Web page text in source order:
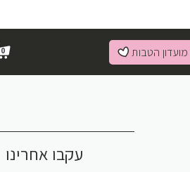
מועדון הטבות 0
עקבו אחרינו